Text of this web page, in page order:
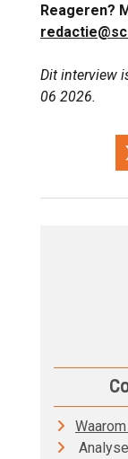
Reageren?
Dit interview
06 2026.